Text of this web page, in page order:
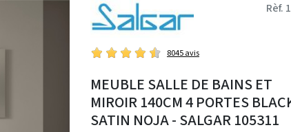
Rèf.
8045 avis
MEUBLE SALLE DE BAINS ET
MIROIR 140CM 4 PORTES
SATIN NOJA - SALGAR 105311